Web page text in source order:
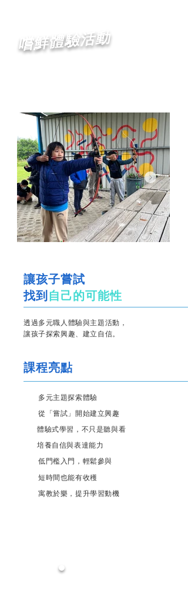
嚐鮮體驗活動
讓孩子嘗試
找到自己的可能性
透過多元職人體驗與主題活動，
讓孩子探索興趣、建立自信。
課程亮點
多元主題探索體驗
從「嘗試」開始建立興趣
體驗式學習，不只是聽與看
培養自信與表達能力
低門檻入門，輕鬆參與
短時間也能有收穫
寓教於樂，提升學習動機